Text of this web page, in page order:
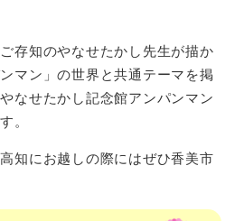
存知のやなせたかし先生が描か
マン」の世界と共通テーマを掲
なせたかし記念館アンパンマン
。
知にお越しの際にはぜひ香美市